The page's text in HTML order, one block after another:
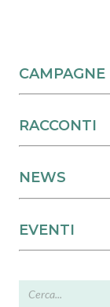
CAMPAGNE
RACCONTI
NEWS
EVENTI
Search
for: